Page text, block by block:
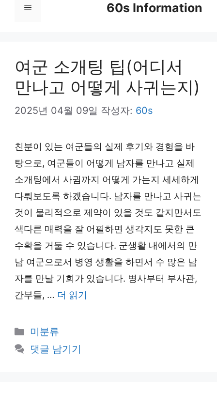
60s Information
메
여군 소개팅 팁(어디서
만나고 어떻게 사귀는지)
2025년 04월 09일 작성자: 60s
친분이 있는 여군들의 실제 후기와 경험을 바
탕으로, 여군들이 어떻게 남자를 만나고 실제
소개팅에서 사귐까지 어떻게 가는지 세세하게
다뤄보도록 하겠습니다. 남자를 만나고 사귀는
것이 물리적으로 제약이 있을 것도 같지만서도
색다른 매력을 잘 어필하면 생각지도 못한 큰
수확을 거둘 수 있습니다. 군생활 내에서의 만
남 여군으로서 병영 생활을 하면서 수 많은 남
자를 만날 기회가 있습니다. 병사부터 부사관,
간부들, … 더 읽기
카
테
미분류
댓글 남기기